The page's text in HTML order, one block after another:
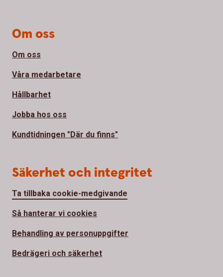
Om oss
Om oss
Våra medarbetare
Hållbarhet
Jobba hos oss
Kundtidningen "Där du finns"
Säkerhet och integritet
Ta tillbaka cookie-medgivande
Så hanterar vi cookies
Behandling av personuppgifter
Bedrägeri och säkerhet